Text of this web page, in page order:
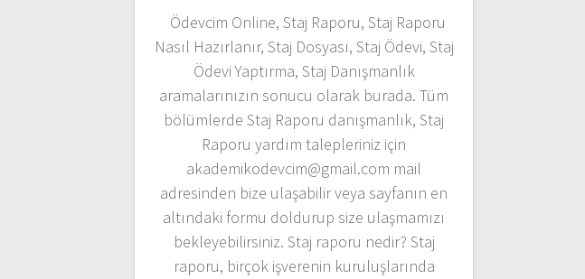
Ödevcim Online, Staj Raporu, Staj Raporu
Nasıl Hazırlanır, Staj Dosyası, Staj Ödevi, Staj
Ödevi Yaptırma, Staj Danışmanlık
aramalarınızın sonucu olarak burada. Tüm
bölümlerde Staj Raporu danışmanlık, Staj
Raporu yardım talepleriniz için
akademikodevcim@gmail.com mail
adresinden bize ulaşabilir veya sayfanın en
altındaki formu doldurup size ulaşmamızı
bekleyebilirsiniz. Staj raporu nedir? Staj
raporu, birçok işverenin kuruluşlarında